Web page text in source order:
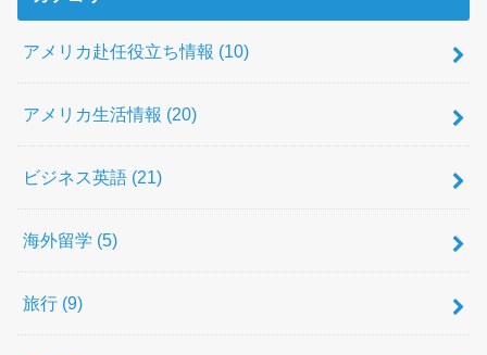
アメリカ赴任役立ち情報 (10)
アメリカ生活情報 (20)
ビジネス英語 (21)
海外留学 (5)
旅行 (9)